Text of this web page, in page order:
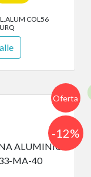
COL56
Oferta
-12%